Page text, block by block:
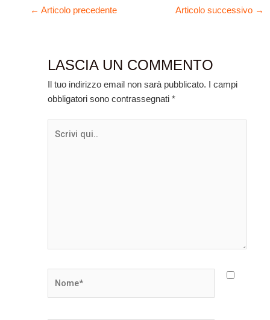
← Articolo precedente Articolo successivo →
LASCIA UN COMMENTO
Il tuo indirizzo email non sarà pubblicato.
I campi
obbligatori sono contrassegnati*
qui..